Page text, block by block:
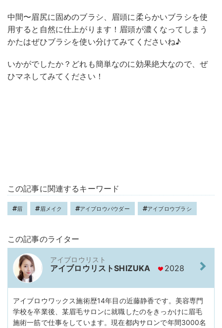
中間〜眉尻に固めのブラシ、眉頭に柔らかいブラシを使
用すると自然に仕上がります！眉頭が濃くなってしまう
かたはぜひブラシを使い分けてみてくださいね♪
いかがでしたか？どれも簡単なのに効果絶大なので、ぜ
ひマネしてみてください！
この記事に関連するキーワード
眉 眉メイク アイブロウパウダー アイブロウブラシ
この記事のライター
アイブロウリスト
アイブロウリストSHIZUKA 2028
アイブロウワックス施術歴14年目の近藤静香です。美容専門
学校を卒業後、某眉毛サロンに就職したのをきっかけに眉毛
施術一筋で仕事をしています。現在都内サロンで年間3000名